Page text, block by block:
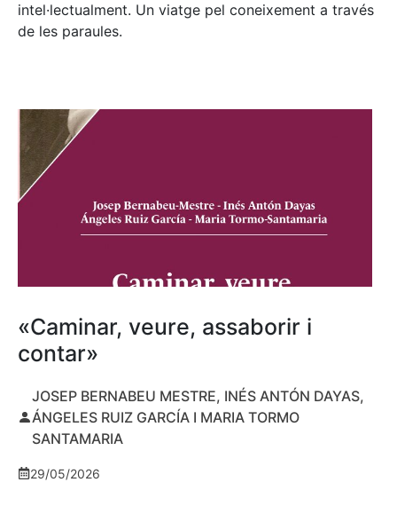
intel·lectualment. Un viatge pel coneixement a través
de les paraules.
«Caminar, veure, assaborir i
contar»
JOSEP BERNABEU MESTRE, INÉS ANTÓN DAYAS,
ÁNGELES RUIZ GARCÍA I MARIA TORMO
SANTAMARIA
29/05/2026